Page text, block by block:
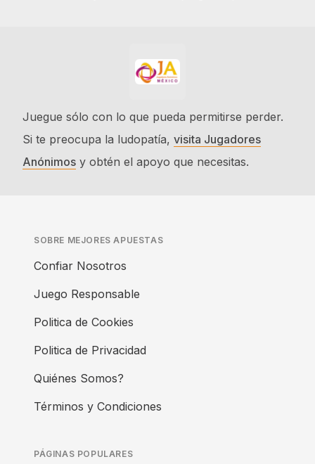
Juegue sólo con lo que pueda permitirse perder.
Si te preocupa la ludopatía, visita Jugadores
Anónimos y obtén el apoyo que necesitas.
SOBRE MEJORES APUESTAS
Confiar Nosotros
Juego Responsable
Politica de Cookies
Politica de Privacidad
Quiénes Somos?
Términos y Condiciones
PÁGINAS POPULARES